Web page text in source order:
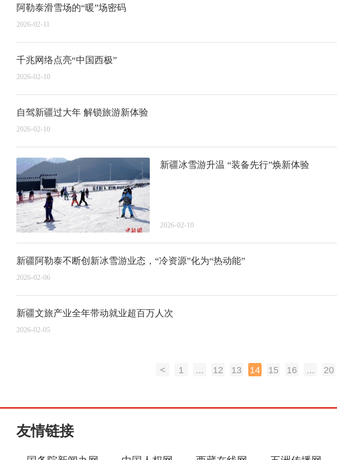
阿勒泰滑雪场的“暖”场密码
2026-02-11
千兆网络点亮“中国西极”
2026-02-10
自驾新疆过大年 解锁旅游新体验
2026-02-10
新疆冰雪游升温 “装备先行”焕新体验
2026-02-10
新疆阿勒泰不断创新冰雪游业态，“冷资源”化为“热动能”
2026-02-06
新疆文旅产业全年带动就业超百万人次
2026-02-05
< 1 ... 12 13 14 15 16 ... 20
友情链接